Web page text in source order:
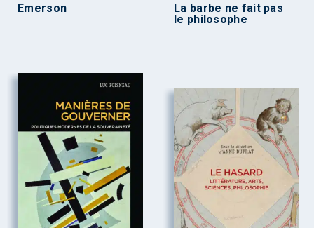
Emerson
La barbe ne fait pas
le philosophe